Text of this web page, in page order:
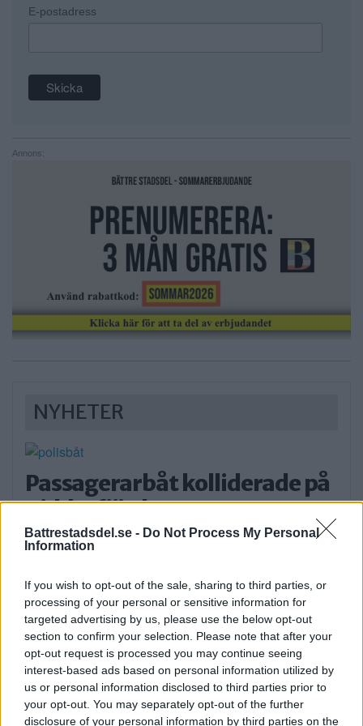
Battrestadsdel.se - Do Not Process My Personal
Information
If you wish to opt-out of the sale, sharing to third parties, or
processing of your personal or sensitive information for
targeted advertising by us, please use the below opt-out
section to confirm your selection. Please note that after your
opt-out request is processed you may continue seeing
interest-based ads based on personal information utilized by
us or personal information disclosed to third parties prior to
your opt-out. You may separately opt-out of the further
disclosure of your personal information by third parties on the
E-postadress
Annons:
NYHETER
Passagerarbåt kolliderade på
Riddarfjärden
På lördagseftermiddagen kom larm om att en
Publicerad 22:07, 8 augusti 2026
22-åring utmanar Tiptapp:
Det blev en hel sommar
framför datorn
Förra veckan lanserades en ny